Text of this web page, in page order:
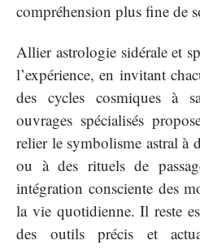
compréhension plus fine de
Allier astrologie sidérale et
l’expérience, en invitant
des cycles cosmiques à
ouvrages spécialisés
relier le symbolisme astral à
ou à des rituels de
intégration consciente des
la vie quotidienne. Il reste
des outils précis et